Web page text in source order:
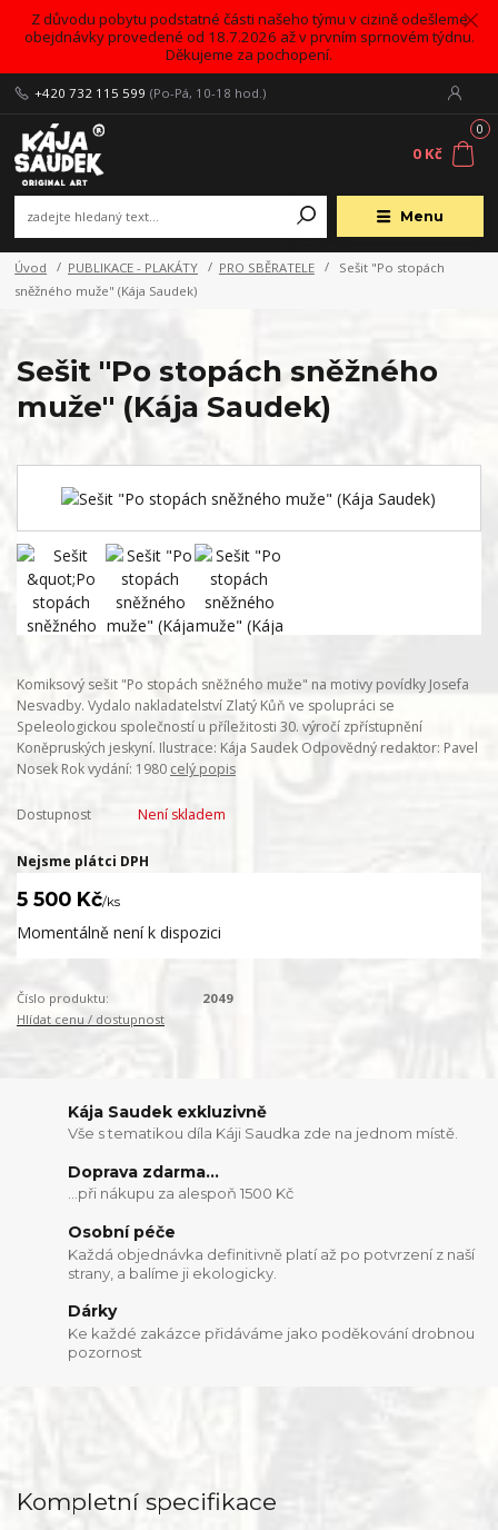
Z důvodu pobytu podstatné části našeho týmu v cizině odešleme
obejdnávky provedené od 18.7.2026 až v prvním sprnovém týdnu.
Děkujeme za pochopení.
Menu
+420 732 115 599 (Po-Pá, 10-18 hod.)
0
0 Kč
Úvod PUBLIKACE - PLAKÁTY PRO SBĚRATELE
Sešit "Po stopách
sněžného muže" (Kája Saudek)
Sešit "Po stopách sněžného
muže" (Kája Saudek)
Komiksový sešit "Po stopách sněžného muže" na motivy povídky Josefa
Nesvadby. Vydalo nakladatelství Zlatý Kůň ve spolupráci se
Speleologickou společností u příležitosti 30. výročí zpřístupnění
Koněpruských jeskyní. Ilustrace: Kája Saudek Odpovědný redaktor: Pavel
Nosek Rok vydání: 1980 celý popis
Dostupnost Není skladem
Nejsme plátci DPH
5 500 Kč/ks
Momentálně není k dispozici
Číslo produktu:
2049
Hlídat cenu / dostupnost
Kája Saudek exkluzivně
Vše s tematikou díla Káji Saudka zde na jednom místě.
Doprava zdarma...
...při nákupu za alespoň 1500 Kč
Osobní péče
Každá objednávka definitivně platí až po potvrzení z naší
strany, a balíme ji ekologicky.
Dárky
Ke každé zakázce přidáváme jako poděkování drobnou
pozornost
Kompletní specifikace